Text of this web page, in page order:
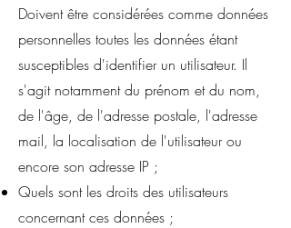
Doivent être considérées comme données
personnelles toutes les données étant
susceptibles d'identifier un utilisateur. Il
s'agit notamment du prénom et du nom,
de l'âge, de l'adresse postale, l'adresse
mail, la localisation de l'utilisateur ou
encore son adresse IP ;
Quels sont les droits des utilisateurs
concernant ces données ;